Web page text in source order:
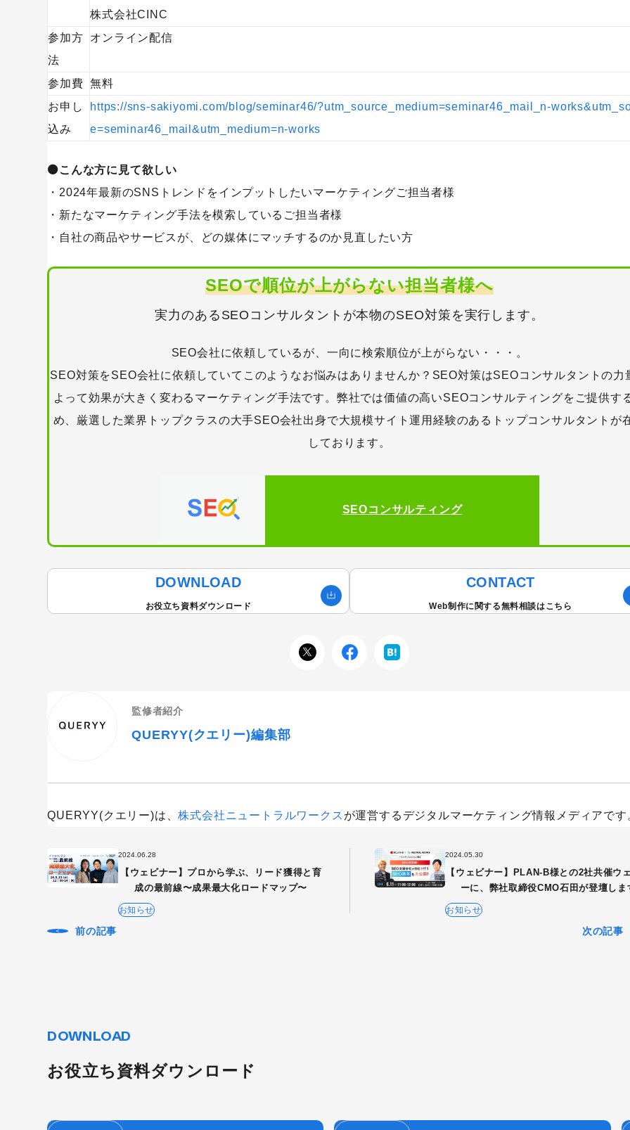
検索する
Googleアナリティクス Google広告 HubSpot LP(ランディングページ)
サイト改善 ディスプレイ広告 フレームワーク
リンクビルディング
採用サイト 調査レポート
株式会社CINC
参加方
法
オンライン配信
参加費
無料
お申し
込み
https://sns-sakiyomi.com/blog/seminar46/?utm_source_medium=seminar46_mail_n-
e=seminar46_mail&utm_medium=n-works
⚫️こんな方に見て欲しい
・2024年最新のSNSトレンドをインプットしたいマーケティングご担当者様
・新たなマーケティング手法を模索しているご担当者様
・自社の商品やサービスが、どの媒体にマッチするのか見直したい方
SEOで順位が上がらない担当者様へ
実力のあるSEOコンサルタントが本物のSEO対策を実行します。
SEO会社に依頼しているが、一向に検索順位が上がらない・・・。
SEO対策をSEO会社に依頼していてこのようなお悩みはありませんか？SEO対策はSEOコンサルタントの力
よって効果が大きく変わるマーケティング手法です。弊社では価値の高いSEOコンサルティングをご提供す
め、厳選した業界トップクラスの大手SEO会社出身で大規模サイト運用経験のあるトップコンサルタントが
しております。
SEOコンサルティング
DOWNLOAD
お役立ち資料ダウンロード
CONTACT
Web制作に関する無料相談はこちら
監修者紹介
QUERYY(クエリー)編集部
QUERYY(クエリー)は、株式会社ニュートラルワークス が運営するデジタルマーケティング情報メディアです
2024.06.28
【ウェビナー】プロから学ぶ、リード獲得と育
成の最前線〜成果最大化ロードマップ〜
お知らせ
前の記事
2024.05.30
【ウェビナー】PLAN-B様との2社共催ウ
ーに、弊社取締役CMO石田が登壇しま
お知らせ
次の記事
DOWNLOAD
お役立ち資料ダウンロード